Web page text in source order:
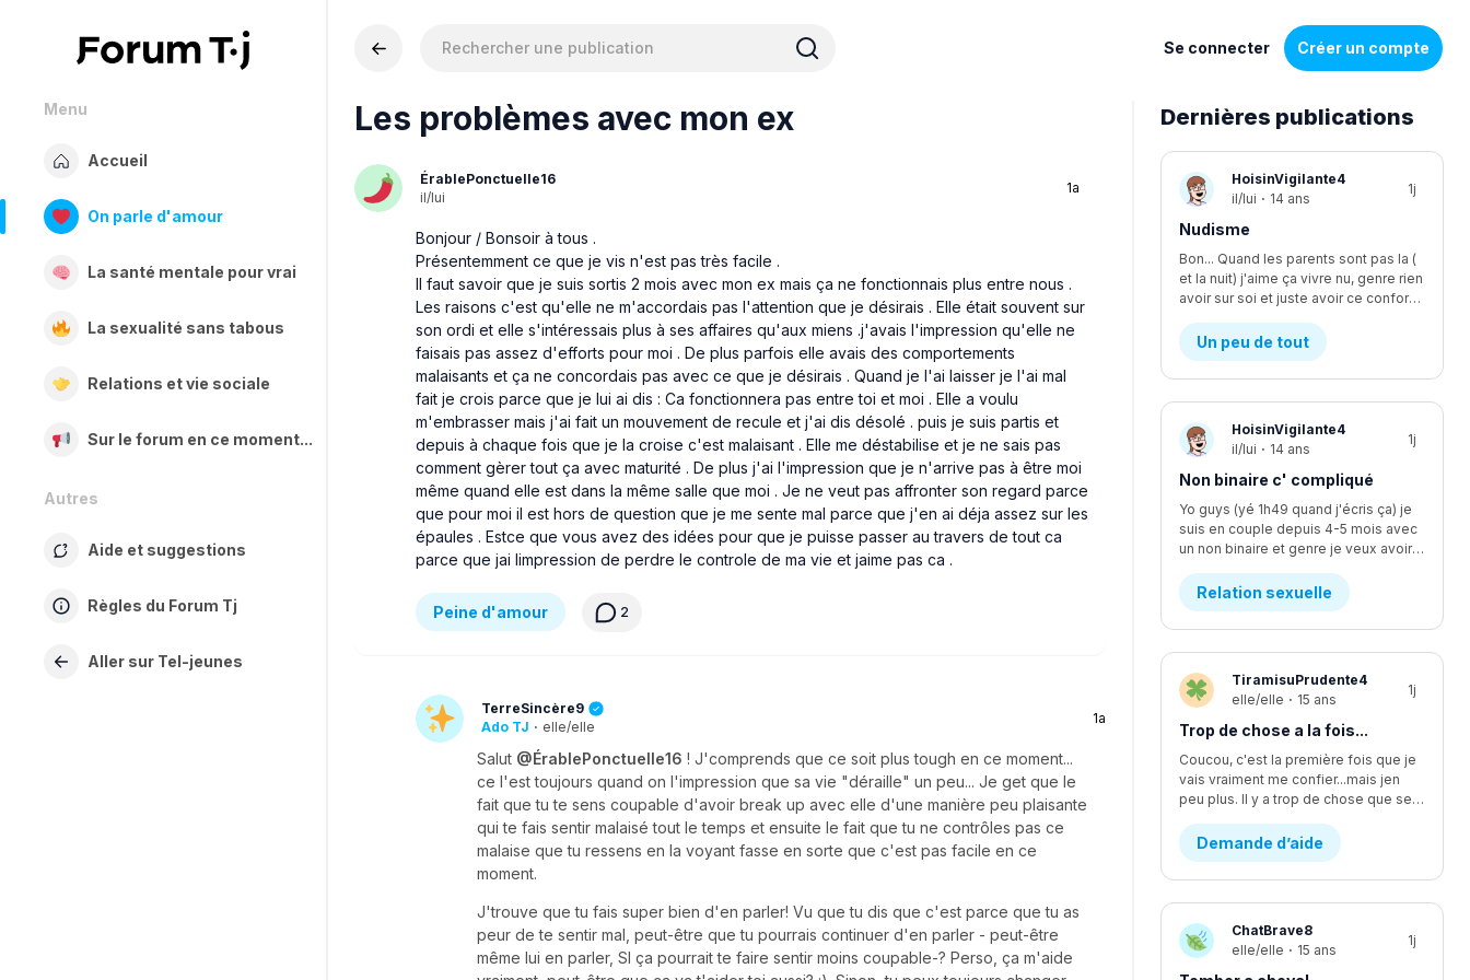
Se connecter Créer un compte
Menu
Accueil
On parle d'amour
La santé mentale pour vrai
La sexualité sans tabous
Relations et vie sociale
Sur le forum en ce moment...
Autres
Aide et suggestions
Règles du Forum Tj
Aller sur Tel-jeunes
Les problèmes avec mon ex
ÉrablePonctuelle16
il/lui
1a
Bonjour / Bonsoir à tous .
Présentemment ce que je vis n'est pas très facile .
Il faut savoir que je suis sortis 2 mois avec mon ex mais ça ne fonctionnais plus entre nous .
Les raisons c'est qu'elle ne m'accordais pas l'attention que je désirais . Elle était souvent sur
son ordi et elle s'intéressais plus à ses affaires qu'aux miens .j'avais l'impression qu'elle ne
faisais pas assez d'efforts pour moi . De plus parfois elle avais des comportements
malaisants et ça ne concordais pas avec ce que je désirais . Quand je l'ai laisser je l'ai mal
fait je crois parce que je lui ai dis : Ca fonctionnera pas entre toi et moi . Elle a voulu
m'embrasser mais j'ai fait un mouvement de recule et j'ai dis désolé . puis je suis partis et
depuis à chaque fois que je la croise c'est malaisant . Elle me déstabilise et je ne sais pas
comment gèrer tout ça avec maturité . De plus j'ai l'impression que je n'arrive pas à être moi
même quand elle est dans la même salle que moi . Je ne veut pas affronter son regard parce
que pour moi il est hors de question que je me sente mal parce que j'en ai déja assez sur les
épaules . Estce que vous avez des idées pour que je puisse passer au travers de tout ca
parce que jai limpression de perdre le controle de ma vie et jaime pas ca .
Peine d'amour 2
TerreSincère9
Ado TJ · elle/elle
1a
Salut @ÉrablePonctuelle16 ! J'comprends que ce soit plus tough en ce moment...
ce l'est toujours quand on l'impression que sa vie "déraille" un peu... Je get que le
fait que tu te sens coupable d'avoir break up avec elle d'une manière peu plaisante
qui te fais sentir malaisé tout le temps et ensuite le fait que tu ne contrôles pas ce
malaise que tu ressens en la voyant fasse en sorte que c'est pas facile en ce
moment.
J'trouve que tu fais super bien d'en parler! Vu que tu dis que c'est parce que tu as
peur de te sentir mal, peut-être que tu pourrais continuer d'en parler - peut-être
même lui en parler, SI ça pourrait te faire sentir moins coupable-? Perso, ça m'aide
Dernières publications
Liste
de
discussions
HoisinVigilante4
il/lui · 14 ans
1j
Nudisme
Bon... Quand les parents sont pas la (
et la nuit) j'aime ça vivre nu, genre rien
avoir sur soi et juste avoir ce confort, je suis le seul à être nudiste... Et je fais kwa pour les voisins?
Un peu de tout
HoisinVigilante4
il/lui · 14 ans
1j
Non binaire c' compliqué
Yo guys (yé 1h49 quand j'écris ça) je
suis en couple depuis 4-5 mois avec
un non binaire et genre je veux avoir des relations avec iel mais iel est pas sur d'être prêt, ça fait quelques temps qu'y commence à vouloir faire plus... L'affaire c que je me sens comme si je l'écoutais pas assez mais finalement je suis trop à l'écoute. Moi ça fait longtemps que je veux faire ma première fois avec iel, j'y est déjà pris les seins mais mtn iel veux plus, rendu la jsp kwa faire... J'y dit quoi pour lui demander pk iel veux plus me laisser les toucher?
Relation sexuelle
TiramisuPrudente4
elle/elle · 15 ans
1j
Trop de chose a la fois...
Coucou, c'est la première fois que je
vais vraiment me confier...mais jen
peu plus. Il y a trop de chose que se passe en même temps...en se moment, je suis en procès contre un pédophile... j'étais supposer aller lire une lettre devant la cour il y a deux semaines environ, mais ça été reporter au dans deux mois. Encore. Ça fsit 2 ans que c'est reporter chaque fois. Moi jetais enfin prête a passer par dessus...mais c'est encore loin d'être fini et ça va juste me stresser encore plus. J'ai aussi été victims d'un viol d'un ami proche. Ça aussi sa failli partir en procès et c'était stressant parce que j'avais plein dappel par rapport a sa de pleins de personnes. Ma mère m'explicais pas bien les nouvelles par rapport a sa, se qui me faisait croire pleins d'affaires qui était fausse. Sinon, je change d'école cette année, pour mon secondaire 4. Je vais dans une école ou je ne suis pas vraiment apprecier, sans trop savoir pourquoi...je vais perdre tout mes amis et de sec 1 à sec 3 sa été les seuls années dans une seule école de tout ma vie. Lintidimation reviens de plus en plus...J'ai l'impression de redevenir comme avant...celle qui ce noyait dans le négatif a toute situation. J'ai vraiment changer aujourd'hui, sauf que j'ai trop l'impression de redevenir celle que j'étais...J'ai recommencer a me scarifier, alors que sa fais au moins des mois et des mois que je ne lavais pas fait....je ne sais plus du tout quoi faire...merci de m'avoir lu, c'est très apprecier 🤍
Demande d’aide
ChatBrave8
elle/elle · 15 ans
1j